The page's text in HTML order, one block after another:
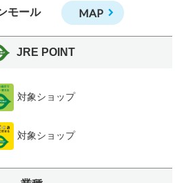
モール MAP
JRE POINT
対象ショップ
対象ショップ